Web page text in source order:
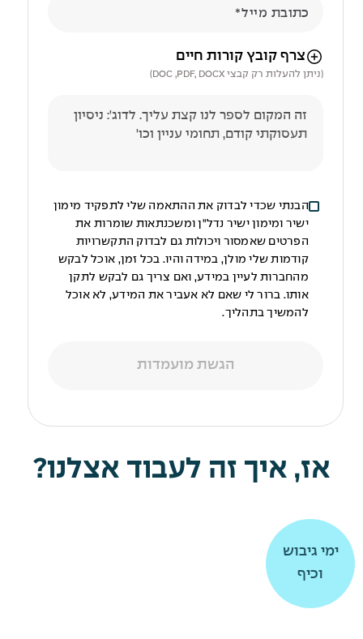
כתובת מייל
הניווט לאחר העלאת הקובץ באמצעות מקש ה-TAB
צרף קובץ קורות חיים
(ניתן להעלות רק קבצי DOC ,PDF, DOCX)
הבנתי שכדי לבדוק את ההתאמה שלי לתפקיד מימון
ישיר ומימון ישיר נדל"ן ומשכנתאות שומרות את
הפרטים שאמסור ויכולות גם לבדוק התקשרויות
קודמות שלי מולן, במידה והיו. בכל זמן, אוכל לבקש
מהחברות לעיין במידע, ואם צריך גם לבקש לתקן
אותו. ברור לי שאם לא אעביר את המידע, לא אוכל
להמשיך בתהליך.
הגשת מועמדות
אז, איך זה לעבוד אצלנו?
ימי גיבוש
וכיף
תרומה
לקהילה
ימי גיבוש
וכיף
תרומה
לקהילה